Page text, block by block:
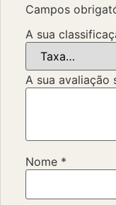
Campos
A sua
A sua avaliação
Nome *